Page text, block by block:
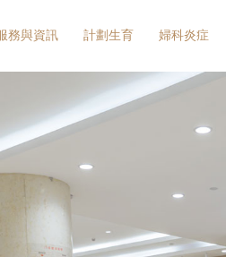
務與資訊 計劃生育 婦科炎症